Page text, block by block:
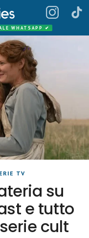
WHATSAPP ✔
TV
su
e tutto
cult